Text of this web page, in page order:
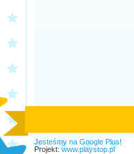
Jesteśmy na Google Plus!
Projekt:www.playstop.pl